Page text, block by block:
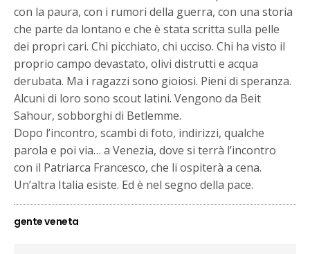
con la paura, con i rumori della guerra, con una storia
che parte da lontano e che è stata scritta sulla pelle
dei propri cari. Chi picchiato, chi ucciso. Chi ha visto il
proprio campo devastato, olivi distrutti e acqua
derubata. Ma i ragazzi sono gioiosi. Pieni di speranza.
Alcuni di loro sono scout latini. Vengono da Beit
Sahour, sobborghi di Betlemme.
Dopo l’incontro, scambi di foto, indirizzi, qualche
parola e poi via… a Venezia, dove si terrà l’incontro
con il Patriarca Francesco, che li ospiterà a cena.
Un’altra Italia esiste. Ed è nel segno della pace.
gente veneta